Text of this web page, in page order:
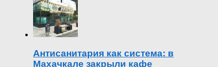
Антисанитария как система: в
Махачкале закрыли кафе